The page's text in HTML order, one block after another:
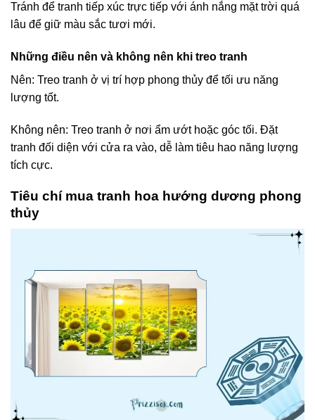
Tránh để tranh tiếp xúc trực tiếp với ánh nắng mặt trời quá
lâu để giữ màu sắc tươi mới.
Những điều nên và không nên khi treo tranh
Nên: Treo tranh ở vị trí hợp phong thủy để tối ưu năng
lượng tốt.
Không nên: Treo tranh ở nơi ẩm ướt hoặc góc tối. Đặt
tranh đối diện với cửa ra vào, dễ làm tiêu hao năng lượng
tích cực.
Tiêu chí mua tranh hoa hướng dương phong
thủy